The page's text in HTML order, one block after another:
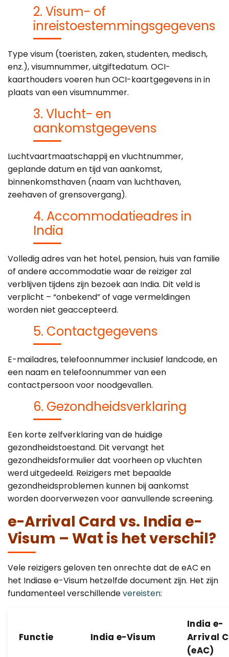
2. Visum- of
inreistoestemmingsgegevens
Type visum (toeristen, zaken, studenten, medisch,
enz.), visumnummer, uitgiftedatum. OCI-
kaarthouders voeren hun OCI-kaartgegevens in in
plaats van een visumnummer.
3. Vlucht- en
aankomstgegevens
Luchtvaartmaatschappij en vluchtnummer,
geplande datum en tijd van aankomst,
binnenkomsthaven (naam van luchthaven,
zeehaven of grensovergang).
4. Accommodatieadres in
India
Volledig adres van het hotel, pension, huis van familie
of andere accommodatie waar de reiziger zal
verblijven tijdens zijn bezoek aan India. Dit veld is
verplicht – “onbekend” of vage vermeldingen
worden niet geaccepteerd.
5. Contactgegevens
E-mailadres, telefoonnummer inclusief landcode, en
een naam en telefoonnummer van een
contactpersoon voor noodgevallen.
6. Gezondheidsverklaring
Een korte zelfverklaring van de huidige
gezondheidstoestand. Dit vervangt het
gezondheidsformulier dat voorheen op vluchten
werd uitgedeeld. Reizigers met bepaalde
gezondheidsproblemen kunnen bij aankomst
worden doorverwezen voor aanvullende screening.
e-Arrival Card vs. India e-
Visum – Wat is het verschil?
Vele reizigers geloven ten onrechte dat de eAC en
het Indiase e-Visum hetzelfde document zijn. Het zijn
fundamenteel verschillendevereisten:
Functie India e-Visum
India e-
Arrival
(eAC)